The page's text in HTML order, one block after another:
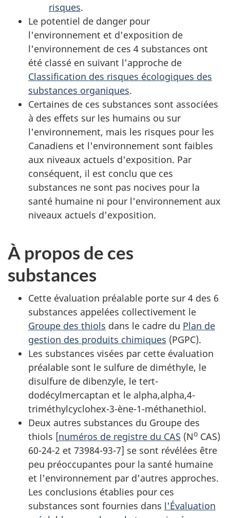
risques.
Le potentiel de danger pour
l'environnement et d'exposition de
l'environnement de ces 4 substances ont
été classé en suivant l'approche de
Classification des risques écologiques des
substances organiques.
Certaines de ces substances sont associées
à des effets sur les humains ou sur
l'environnement, mais les risques pour les
Canadiens et l'environnement sont faibles
aux niveaux actuels d'exposition. Par
conséquent, il est conclu que ces
substances ne sont pas nocives pour la
santé humaine ni pour l'environnement aux
niveaux actuels d'exposition.
À propos de ces
substances
Cette évaluation préalable porte sur 4 des 6
substances appelées collectivement le
Groupe des thiols dans le cadre du Plan de
gestion des produits chimiques (PGPC).
Les substances visées par cette évaluation
préalable sont le sulfure de diméthyle, le
disulfure de dibenzyle, le tert-
dodécylmercaptan et le alpha,alpha,4-
triméthylcyclohex-3-ène-1-méthanethiol.
Deux autres substances du Groupe des
thiols [numéros de registre du CAS (No CAS)
60-24-2 et 73984-93-7] se sont révélées être
peu préoccupantes pour la santé humaine
et l'environnement par d'autres approches.
Les conclusions établies pour ces
substances sont fournies dans l'Évaluation